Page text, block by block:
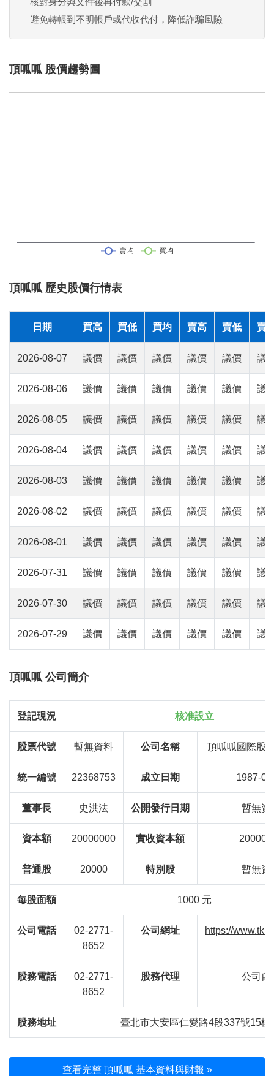
避免轉帳到不明帳戶或代收代付，降低詐騙風險
頂呱呱 股價趨勢圖
頂呱呱 歷史股價行情表
日期 買高 買低 買均 賣高 賣低 賣
2026-08-07 議價 議價 議價 議價 議價 議
2026-08-06 議價 議價 議價 議價 議價 議
2026-08-05 議價 議價 議價 議價 議價 議
2026-08-04 議價 議價 議價 議價 議價 議
2026-08-03 議價 議價 議價 議價 議價 議
2026-08-02 議價 議價 議價 議價 議價 議
2026-08-01 議價 議價 議價 議價 議價 議
2026-07-31 議價 議價 議價 議價 議價 議
2026-07-30 議價 議價 議價 議價 議價 議
2026-07-29 議價 議價 議價 議價 議價 議
頂呱呱 公司簡介
登記現況 核准設立
股票代號 暫無資料 公司名稱 頂呱呱國際股
統一編號 22368753 成立日期 1987-
董事長 史洪法 公開發行日期 暫無資
資本額 20000000 實收資本額
普通股 20000 特別股 暫無資
每股面額 1000 元
公司電話
02-2771-
8652
公司網址 https://
股務電話
02-2771-
8652
股務代理 公司自
股務地址 臺北市大安區仁愛路4段337號15樓
查看完整 頂呱呱 基本資料與財報 »